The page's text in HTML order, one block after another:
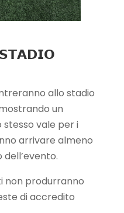
allo stadio
un
stesso vale per i
arrivare almeno
dell’evento.
non produrranno
di accredito